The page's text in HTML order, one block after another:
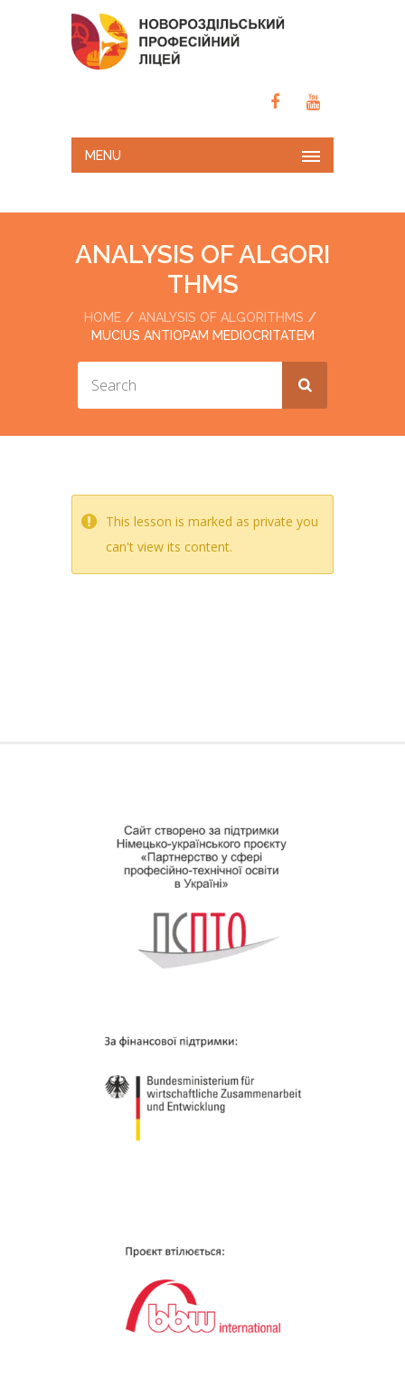
MENU
ANALYSIS OF ALGORI
THMS
HOME
ANALYSIS OF ALGORITHMS
MUCIUS ANTIOPAM MEDIOCRITATEM
This lesson is marked as private you
can't view its content.